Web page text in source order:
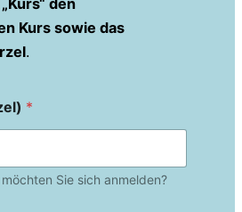
den
Kurs sowie das
.
*
Sie sich anmelden?